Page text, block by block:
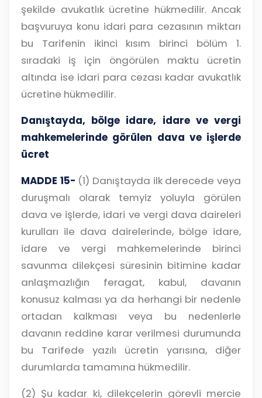
şekilde avukatlık ücretine hükmedilir. Ancak
başvuruya konu idari para cezasının miktarı
bu Tarifenin ikinci kısım birinci bölüm 1.
sıradaki iş için öngörülen maktu ücretin
altında ise idari para cezası kadar avukatlık
ücretine hükmedilir.
Danıştayda, bölge idare, idare ve vergi
mahkemelerinde görülen dava ve işlerde
ücret
MADDE 15- (1) Danıştayda ilk derecede veya
duruşmalı olarak temyiz yoluyla görülen
dava ve işlerde, idari ve vergi dava daireleri
kurulları ile dava dairelerinde, bölge idare,
idare ve vergi mahkemelerinde birinci
savunma dilekçesi süresinin bitimine kadar
anlaşmazlığın feragat, kabul, davanın
konusuz kalması ya da herhangi bir nedenle
ortadan kalkması veya bu nedenlerle
davanın reddine karar verilmesi durumunda
bu Tarifede yazılı ücretin yarısına, diğer
durumlarda tamamına hükmedilir.
(2) Şu kadar ki, dilekçelerin görevli mercie